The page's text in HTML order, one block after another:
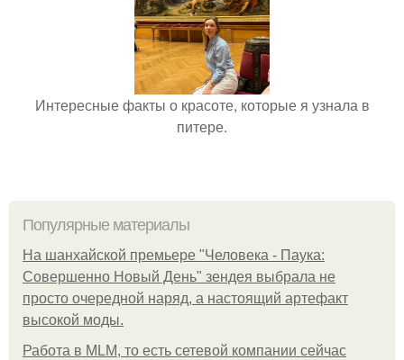
Интересные факты о красоте, которые я узнала в
питере.
Популярные материалы
На шанхайской премьере "Человека - Паука:
Совершенно Новый День" зендея выбрала не
просто очередной наряд, а настоящий артефакт
высокой моды.
Работа в MLM, то есть сетевой компании сейчас